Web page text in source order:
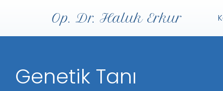
Op. Dr. Haluk Erkur
Genetik Tanı